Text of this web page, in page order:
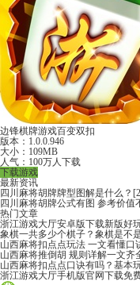
边锋棋牌游戏百变双扣
版本：1.0.0.946
大小：109MB
人气：100万人下载
下载游戏
最新资讯
四川麻将胡牌牌型图解是什么？
四川麻将胡牌公式有图 参考价值
热门文章
浙江游戏大厅安卓版下载新版好
象棋一共多少个棋子？象棋是不
山西麻将扣点点玩法 一文看懂口
山西麻将推倒胡 规则详解一文齐
山西麻将扣点点口诀有吗？基本
浙江游戏大厅手机版官网下载免